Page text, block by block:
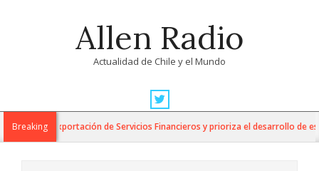
Allen Radio
Actualidad de Chile y el Mundo
Navigation
MenuBreaking
para la Exportación de Servicios Financieros y prioriza el desarrollo de